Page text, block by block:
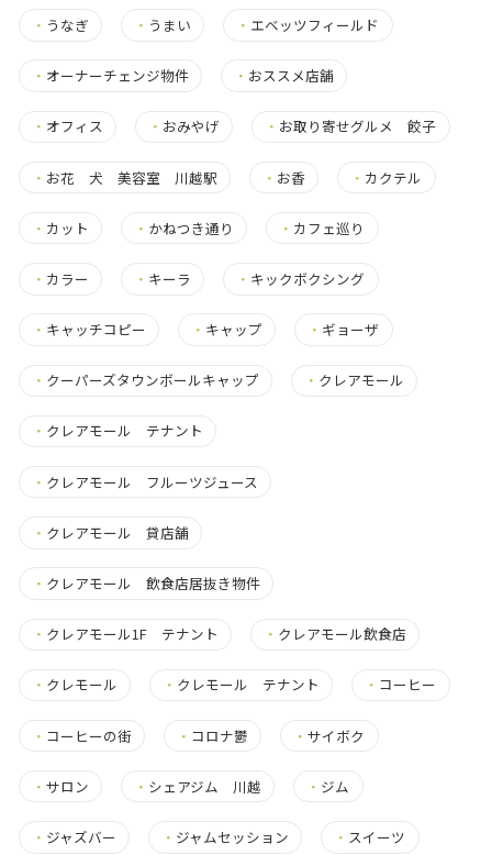
・ うなぎ ・ うまい ・ エベッツフィールド
・ オーナーチェンジ物件 ・ おススメ店舗
・ オフィス ・ おみやげ ・ お取り寄せグルメ 餃子
・ お花 犬 美容室 川越駅 ・ お香 ・ カクテル
・ カット ・ かねつき通り ・ カフェ巡り
・ カラー ・ キーラ ・ キックボクシング
・ キャッチコピー ・ キャップ ・ ギョーザ
・ クーパーズタウンボールキャップ ・ クレアモール
・ クレアモール テナント
・ クレアモール フルーツジュース
・ クレアモール 貸店舗
・ クレアモール 飲食店居抜き物件
・ クレアモール1F テナント ・ クレアモール飲食店
・ クレモール ・ クレモール テナント ・ コーヒー
・ コーヒーの街 ・ コロナ鬱 ・サイボク
・ サロン ・ シェアジム 川越 ・ ジム
・ ジャズバー ・ ジャムセッション ・ スイーツ